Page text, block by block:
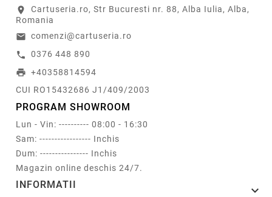
location_on
Cartuseria.ro, Str Bucuresti nr. 88, Alba Iulia, Alba,
Romania
email comenzi@cartuseria.ro
call 0376 448 890
print +40358814594
CUI RO15432686 J1/409/2003
PROGRAM SHOWROOM
Lun - Vin: ---------- 08:00 - 16:30
Sam: ----------------- Inchis
Dum: ---------------- Inchis
Magazin online deschis 24/7.
INFORMATII 